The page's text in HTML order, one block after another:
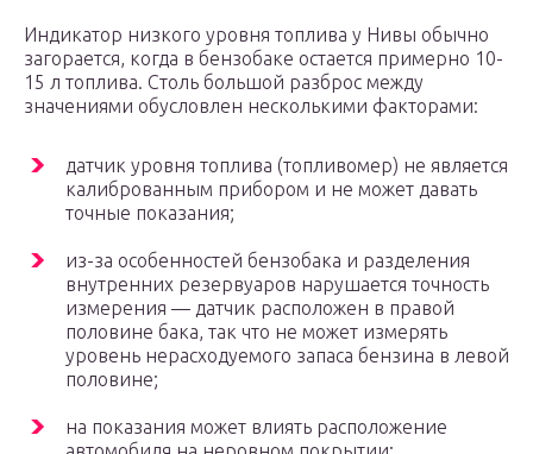
Индикатор низкого уровня топлива у Нивы обычно
загорается, когда в бензобаке остается примерно 10-
15 л топлива. Столь большой разброс между
значениями обусловлен несколькими факторами:
датчик уровня топлива (топливомер) не является
калиброванным прибором и не может давать
точные показания;
из-за особенностей бензобака и разделения
внутренних резервуаров нарушается точность
измерения — датчик расположен в правой
половине бака, так что не может измерять
уровень нерасходуемого запаса бензина в левой
половине;
на показания может влиять расположение